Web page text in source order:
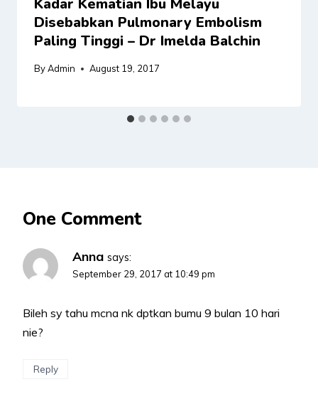
Disebabkan Pulmonary Embolism
Paling Tinggi – Dr Imelda Balchin
ByAdmin August 19, 2017
One Comment
Anna says:
September 29, 2017 at 10:49 pm
Bileh sy tahu mcna nk dptkan bumu 9 bulan 10 hari
nie?
Reply